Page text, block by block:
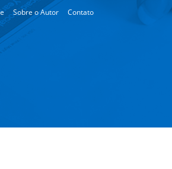
Sobre o Autor Contato